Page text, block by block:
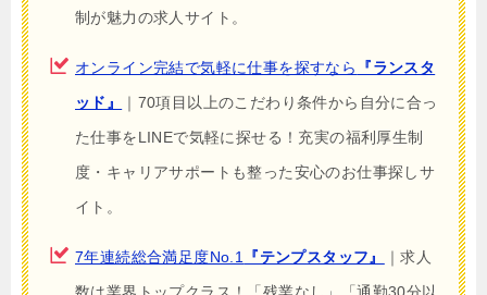
制が魅力の求人サイト。
オンライン完結で気軽に仕事を探すなら
『ランスタ
ッド』
｜70項目以上のこだわり条件から自分に合っ
た仕事をLINEで気軽に探せる！充実の福利厚生制
度・キャリアサポートも整った安心のお仕事探しサ
イト。
7年連続総合満足度No.1 『テンプスタッフ』
｜求人
数は業界トップクラス！「残業なし」「通勤30分以